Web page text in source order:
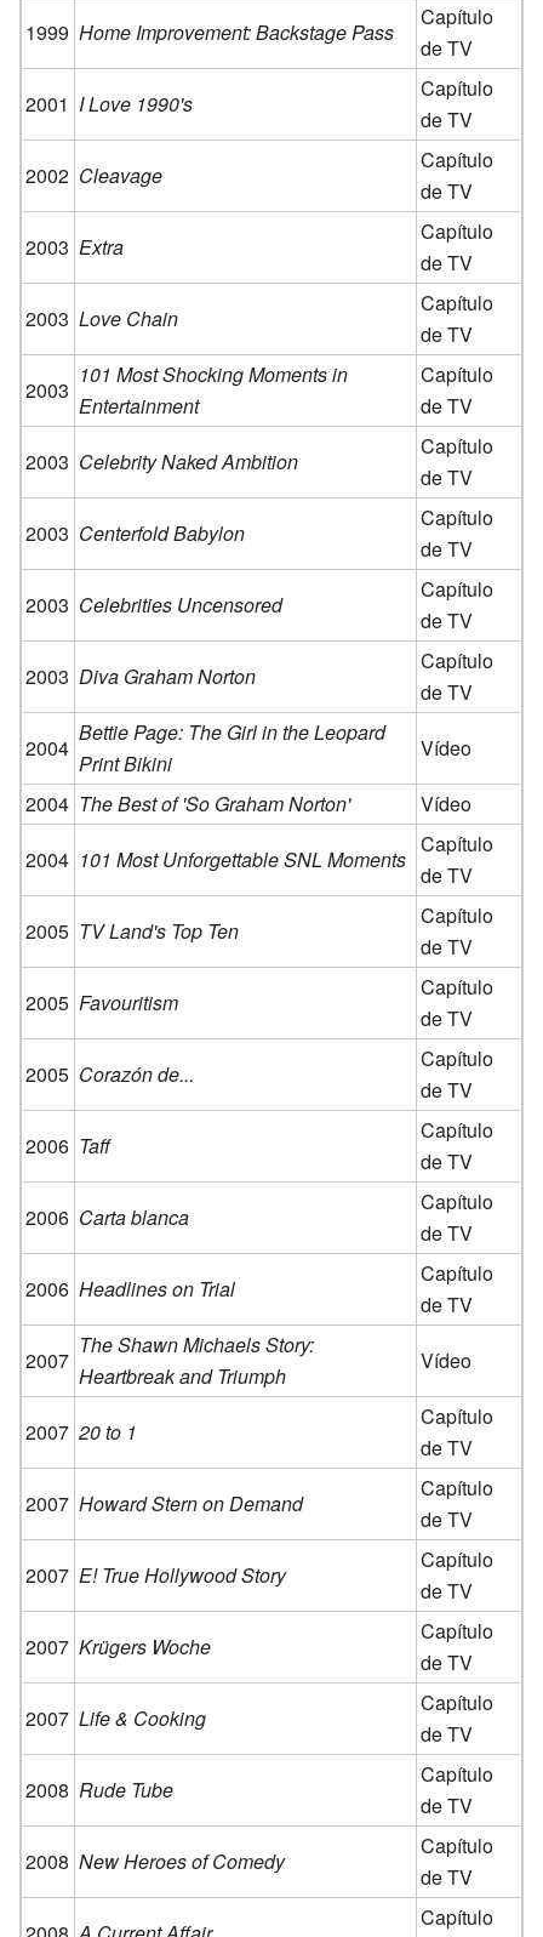
1999 Home Improvement: Backstage Pass
Capítulo
de TV
2001 I Love 1990's
Capítulo
de TV
2002 Cleavage
Capítulo
de TV
2003 Extra
Capítulo
de TV
2003 Love Chain
Capítulo
de TV
2003
101 Most Shocking Moments in
Entertainment
Capítulo
de TV
2003 Celebrity Naked Ambition
Capítulo
de TV
2003 Centerfold Babylon
Capítulo
de TV
2003 Celebrities Uncensored
Capítulo
de TV
2003 Diva Graham Norton
Capítulo
de TV
2004
Bettie Page: The Girl in the Leopard
Print Bikini
Vídeo
2004 The Best of 'So Graham Norton'
Vídeo
2004 101 Most Unforgettable SNL Moments
Capítulo
de TV
2005 TV Land's Top Ten
Capítulo
de TV
2005 Favouritism
Capítulo
de TV
2005 Corazón de...
Capítulo
de TV
2006 Taff
Capítulo
de TV
2006 Carta blanca
Capítulo
de TV
2006 Headlines on Trial
Capítulo
de TV
2007
The Shawn Michaels Story:
Heartbreak and Triumph
Vídeo
2007 20 to 1
Capítulo
de TV
2007 Howard Stern on Demand
Capítulo
de TV
2007 E! True Hollywood Story
Capítulo
de TV
2007 Krügers Woche
Capítulo
de TV
2007 Life & Cooking
Capítulo
de TV
2008 Rude Tube
Capítulo
de TV
2008 New Heroes of Comedy
Capítulo
de TV
Capítulo